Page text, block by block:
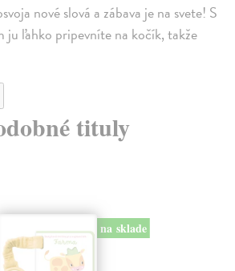
nové slová a zábava je na svete! S
ju ľahko pripevníte na kočík, takže
tituly
na sklade